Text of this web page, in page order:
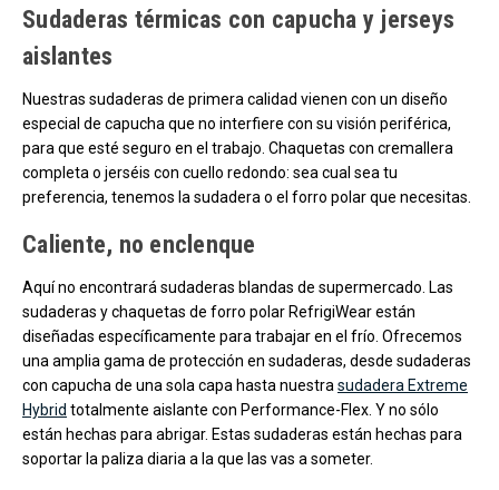
Sudaderas térmicas con capucha y jerseys
aislantes
Nuestras sudaderas de primera calidad vienen con un diseño
especial de capucha que no interfiere con su visión periférica,
para que esté seguro en el trabajo. Chaquetas con cremallera
completa o jerséis con cuello redondo: sea cual sea tu
preferencia, tenemos la sudadera o el forro polar que necesitas.
Caliente, no enclenque
Aquí no encontrará sudaderas blandas de supermercado. Las
sudaderas y chaquetas de forro polar RefrigiWear están
diseñadas específicamente para trabajar en el frío. Ofrecemos
una amplia gama de protección en sudaderas, desde sudaderas
con capucha de una sola capa hasta nuestra sudadera Extreme
Hybrid totalmente aislante con Performance-Flex. Y no sólo
están hechas para abrigar. Estas sudaderas están hechas para
soportar la paliza diaria a la que las vas a someter.